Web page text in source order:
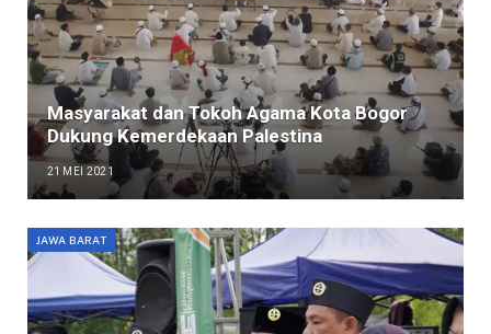
Masyarakat dan Tokoh Agama Kota Bogor
Dukung Kemerdekaan Palestina
21 MEI 2021
JAWA BARAT